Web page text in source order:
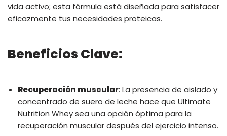
vida activo; esta fórmula está diseñada para satisfacer
eficazmente tus necesidades proteicas.
Beneficios Clave:
Recuperación muscular: La presencia de aislado y
concentrado de suero de leche hace que Ultimate
Nutrition Whey sea una opción óptima para la
recuperación muscular después del ejercicio intenso.